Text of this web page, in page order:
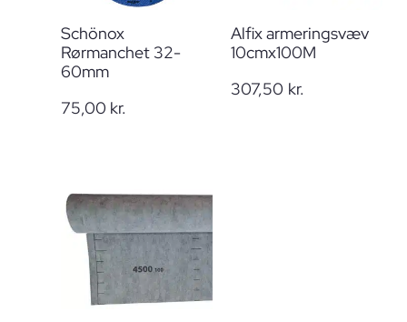
Schönox
Rørmanchet 32-
60mm
75,00 kr.
Alfix armeringsvæv
10cmx100M
307,50 kr.